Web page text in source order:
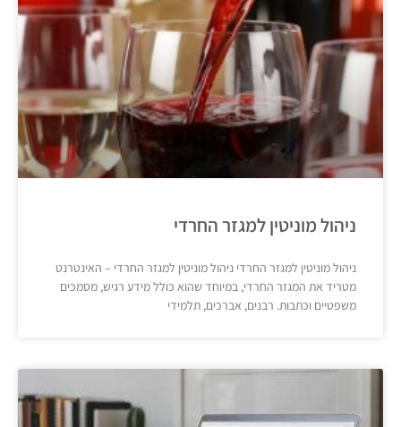
ניהול מוניטין למגזר החרדי
ניהול מוניטין למגזר החרדי ניהול מוניטין למגזר החרדי – האינטרנט
מטריד את המגזר החרדי, במיוחד שהוא כולל מידע רגיש, מסמכים
משפטיים וכתבות. רבנים, אברכים, תלמידי